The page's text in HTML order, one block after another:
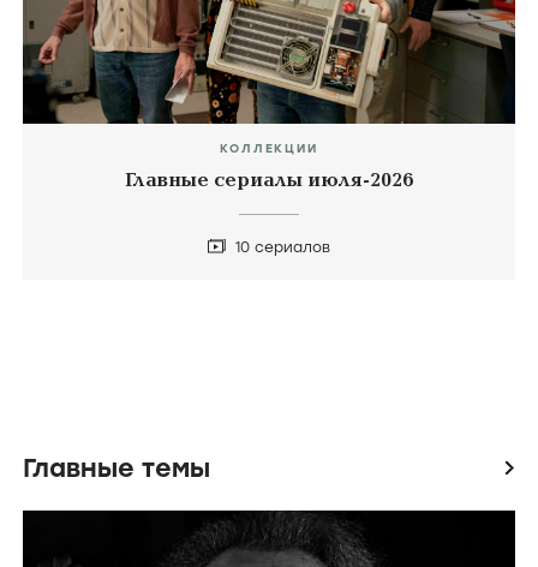
КОЛЛЕКЦИИ
Главные сериалы июля-2026
10 сериалов
Главные темы icon